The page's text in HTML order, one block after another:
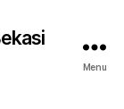
Menu